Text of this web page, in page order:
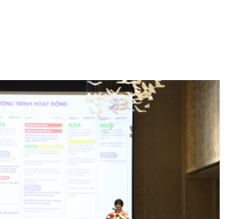
Giải trí